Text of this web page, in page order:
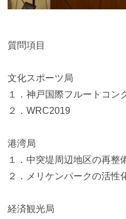
質問項目
文化スポーツ局
１．神戸国際フルートコン
２．WRC2019
港湾局
１．中突堤周辺地区の再整
２．メリケンパークの活性
経済観光局